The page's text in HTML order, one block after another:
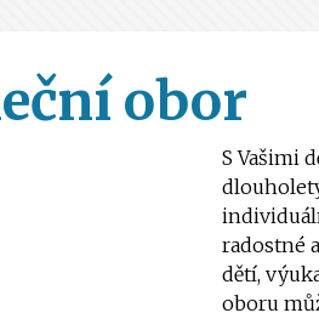
obor
S Vašimi
radostné
dětí,
oboru